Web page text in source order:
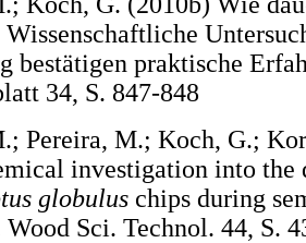
Wissenschaftliche
bestätigen praktische
34, S. 847-848
Pereira, M.; Koch, G.;
investigation into
globuluschips during
Sci. Technol. 44, S.